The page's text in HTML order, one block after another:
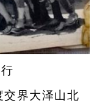
界大泽山北